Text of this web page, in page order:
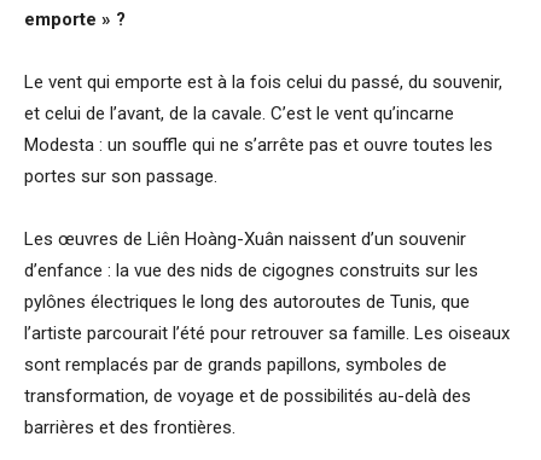
emporte » ?
Le vent qui emporte est à la fois celui du passé, du souvenir,
et celui de l’avant, de la cavale. C’est le vent qu’incarne
Modesta : un souffle qui ne s’arrête pas et ouvre toutes les
portes sur son passage.
Les œuvres de Liên Hoàng-Xuân naissent d’un souvenir
d’enfance : la vue des nids de cigognes construits sur les
pylônes électriques le long des autoroutes de Tunis, que
l’artiste parcourait l’été pour retrouver sa famille. Les oiseaux
sont remplacés par de grands papillons, symboles de
transformation, de voyage et de possibilités au-delà des
barrières et des frontières.